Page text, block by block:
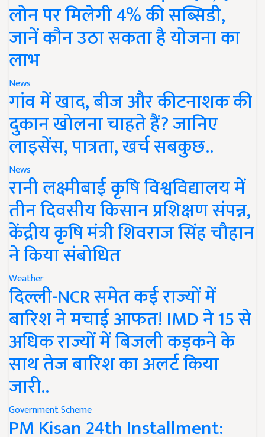
लोन पर मिलेगी 4% की सब्सिडी,
जानें कौन उठा सकता है योजना का
लाभ
News
गांव में खाद, बीज और कीटनाशक की
दुकान खोलना चाहते हैं? जानिए
लाइसेंस, पात्रता, खर्च सबकुछ..
News
रानी लक्ष्मीबाई कृषि विश्वविद्यालय में
तीन दिवसीय किसान प्रशिक्षण संपन्न,
केंद्रीय कृषि मंत्री शिवराज सिंह चौहान
ने किया संबोधित
Weather
दिल्ली-NCR समेत कई राज्यों में
बारिश ने मचाई आफत! IMD ने 15 से
अधिक राज्यों में बिजली कड़कने के
साथ तेज बारिश का अलर्ट किया
जारी..
Government Scheme
PM Kisan 24th Installment: